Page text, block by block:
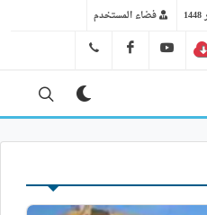
فضاء المستخدم
YT
FB